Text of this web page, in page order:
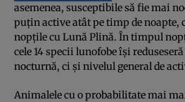
asemenea, susceptibile să fie mai
puțin active atât pe timp de
nopțile cu Lună Plină. În timpul
cele 14 specii lunofobe își
nocturnă, ci și nivelul general de
Animalele cu o probabilitate mai